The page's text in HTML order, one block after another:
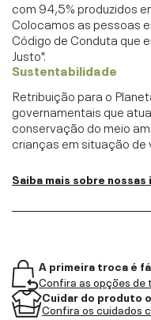
com 94,5% produzidos
Colocamos as pessoas
Código de Conduta que
Justo".
Sustentabilidade
Retribuição para o
governamentais que
conservação do meio
crianças em situação de
Saiba mais sobre
A primeira troca é
Confira as opções de
Cuidar do produto
Confira os cuidados